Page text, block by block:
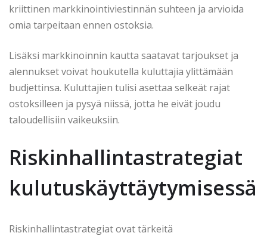
kriittinen markkinointiviestinnän suhteen ja arvioida
omia tarpeitaan ennen ostoksia.
Lisäksi markkinoinnin kautta saatavat tarjoukset ja
alennukset voivat houkutella kuluttajia ylittämään
budjettinsa. Kuluttajien tulisi asettaa selkeät rajat
ostoksilleen ja pysyä niissä, jotta he eivät joudu
taloudellisiin vaikeuksiin.
Riskinhallintastrategiat
kulutuskäyttäytymisessä
Riskinhallintastrategiat ovat tärkeitä